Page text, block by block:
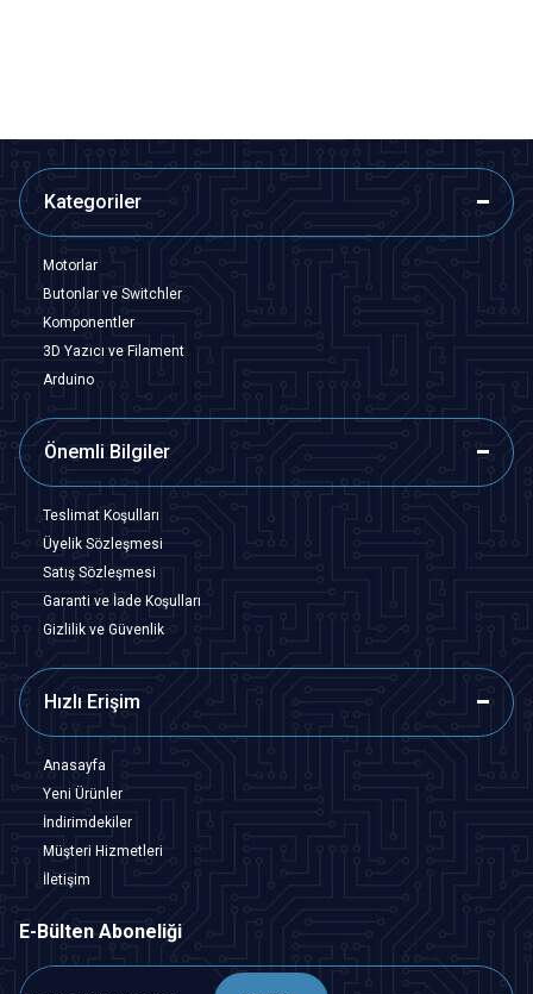
Kategoriler
Motorlar
Butonlar ve Switchler
Komponentler
3D Yazıcı ve Filament
Arduino
Önemli Bilgiler
Teslimat Koşulları
Üyelik Sözleşmesi
Satış Sözleşmesi
Garanti ve İade Koşulları
Gizlilik ve Güvenlik
Hızlı Erişim
Anasayfa
Yeni Ürünler
İndirimdekiler
Müşteri Hizmetleri
İletişim
E-Bülten Aboneliği